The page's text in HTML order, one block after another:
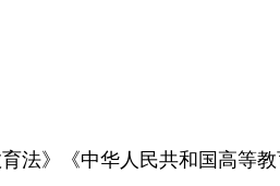
法》《中华人民共和国高等